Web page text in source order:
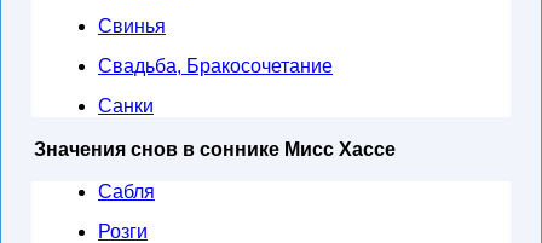
Свинья
Свадьба, Бракосочетание
Санки
Значения снов в соннике Мисс Хассе
Сабля
Розги